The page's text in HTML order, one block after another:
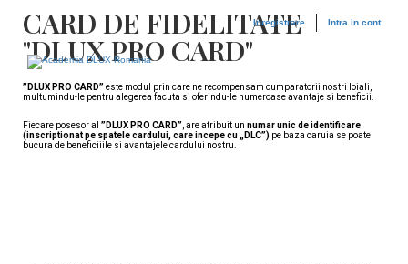
Inregistrare Intra in cont
CARD DE FIDELITATE
"DLUX PRO CARD"
”DLUX PRO CARD”este modul prin care ne recompensam cumparatorii nostri loiali,
multumindu-le pentru alegerea facuta si oferindu-le numeroase avantaje si beneficii.
Fiecare posesor al ”DLUX PRO CARD” , are atribuit un numar unic de identificare
(inscriptionat pe spatele cardului, care incepe cu „DLC”) pe baza caruia se poate
bucura de beneficiiile si avantajele cardului nostru.